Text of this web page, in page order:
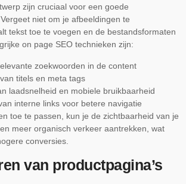
zijn cruciaal voor een goede
niet om je afbeeldingen te
tekst toe te voegen en de bestandsformaten
on page SEO technieken zijn:
zoekwoorden in de content
titels en meta tags
laadsnelheid en mobiele bruikbaarheid
interne links voor betere navigatie
toe te passen, kun je de zichtbaarheid van je
meer organisch verkeer aantrekken, wat
conversies.
van productpagina’s